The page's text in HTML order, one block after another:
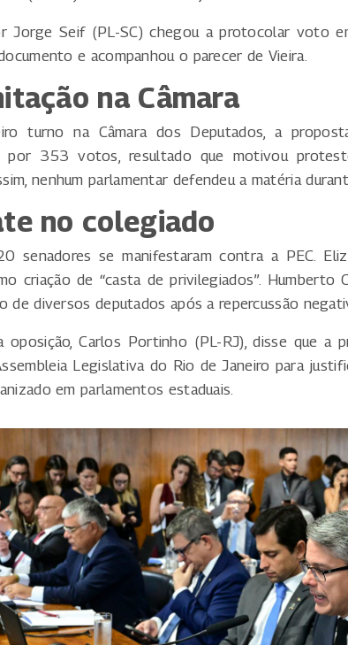
Jorge Seif (PL-SC) chegou a protocolar voto
e acompanhou o parecer de Vieira.
na Câmara
turno na Câmara dos Deputados, a
por 353 votos, resultado que motivou
nenhum parlamentar defendeu a matéria
no colegiado
senadores se manifestaram contra a PEC.
criação de “casta de privilegiados”. Humberto
de diversos deputados após a repercussão
oposição, Carlos Portinho (PL-RJ), disse que a
Legislativa do Rio de Janeiro para
em parlamentos estaduais.